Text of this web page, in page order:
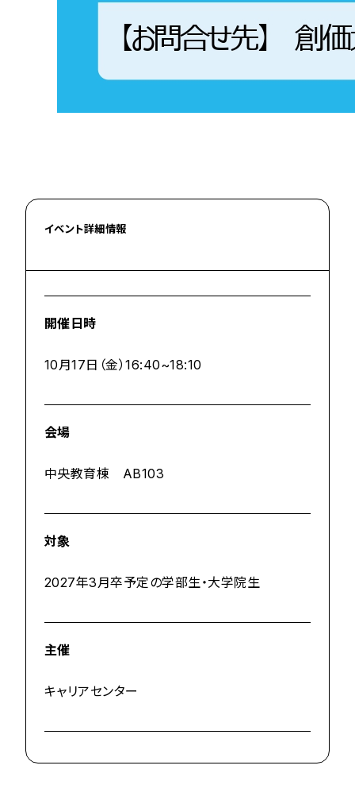
イベント詳細情報
開催日時
10月17日（金）16:40~18:10
会場
中央教育棟 AB103
対象
2027年3月卒予定の学部生・大学院生
主催
キャリアセンター